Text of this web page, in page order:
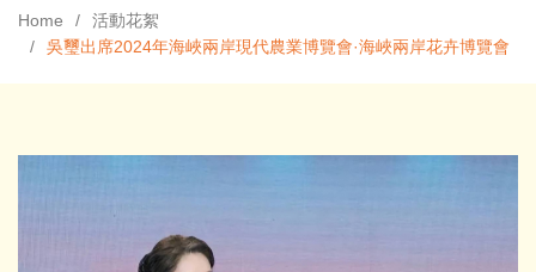
Home
活動花絮
吳璽出席2024年海峽兩岸現代農業博覽會·海峽兩岸花卉博覽會